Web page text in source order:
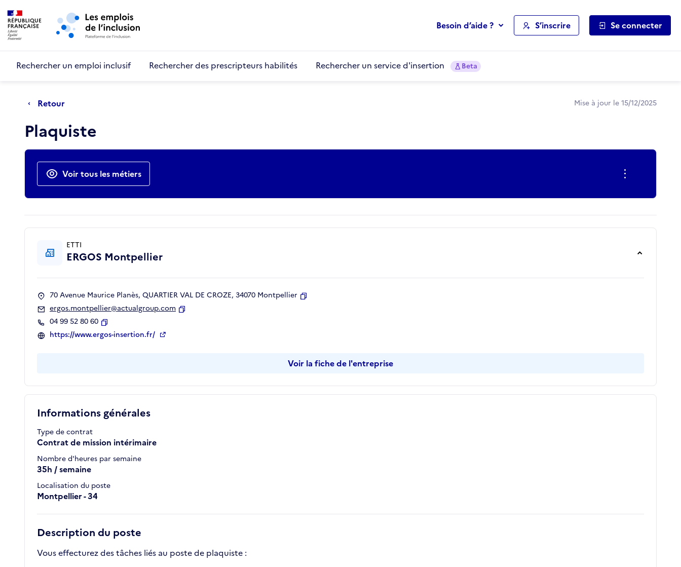
Aller au menu principal
Besoin d’aide ? S’inscrire Se connecter
Rechercher un emploi inclusif Rechercher des prescripteurs habilités Rechercher un service d'insertion Beta
Retour Mise à jour le 15/12/2025
Plaquiste
Actions rapides
Voir tous les métiers
Informations générales
Type de contrat
Contrat de mission intérimaire
Nombre d'heures par semaine
35h / semaine
Localisation du poste
Montpellier - 34
Description du poste
Vous effecturez des tâches liés au poste de plaquiste :
ETTI
ERGOS Montpellier
70 Avenue Maurice Planès, QUARTIER VAL DE CROZE, 34070 Montpellier
ergos.montpellier@actualgroup.com
04 99 52 80 60
Copier
https://www.ergos-insertion.fr/
Voir la fiche de l'entreprise